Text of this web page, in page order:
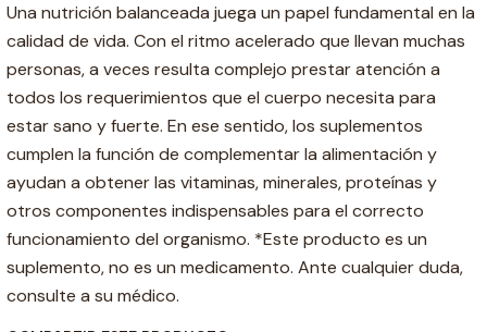
Una nutrición balanceada juega un papel fundamental en la
calidad de vida. Con el ritmo acelerado que llevan muchas
personas, a veces resulta complejo prestar atención a
todos los requerimientos que el cuerpo necesita para
estar sano y fuerte. En ese sentido, los suplementos
cumplen la función de complementar la alimentación y
ayudan a obtener las vitaminas, minerales, proteínas y
otros componentes indispensables para el correcto
funcionamiento del organismo. *Este producto es un
suplemento, no es un medicamento. Ante cualquier duda,
consulte a su médico.